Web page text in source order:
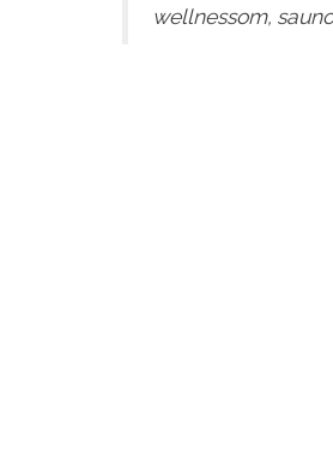
wellnessom,